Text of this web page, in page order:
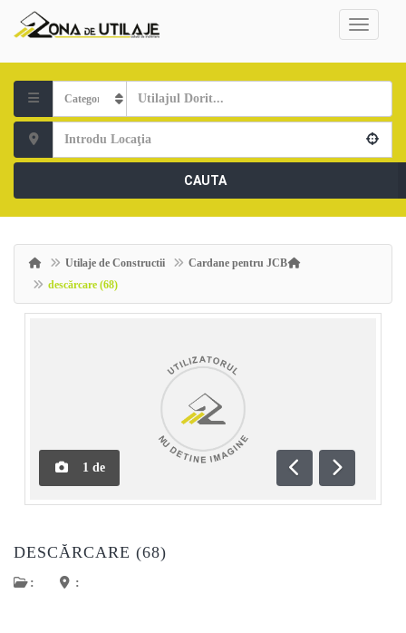
CAUTA
Utilaje de Constructii
Cardane pentru JCB
descărcare (68)
1 de
Anterioară
DESCĂRCARE (68)
: :